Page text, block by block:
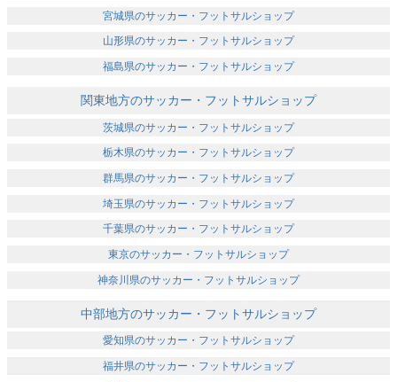
宮城県のサッカー・フットサルショップ
山形県のサッカー・フットサルショップ
福島県のサッカー・フットサルショップ
関東地方のサッカー・フットサルショップ
茨城県のサッカー・フットサルショップ
栃木県のサッカー・フットサルショップ
群馬県のサッカー・フットサルショップ
埼玉県のサッカー・フットサルショップ
千葉県のサッカー・フットサルショップ
東京のサッカー・フットサルショップ
神奈川県のサッカー・フットサルショップ
中部地方のサッカー・フットサルショップ
愛知県のサッカー・フットサルショップ
福井県のサッカー・フットサルショップ